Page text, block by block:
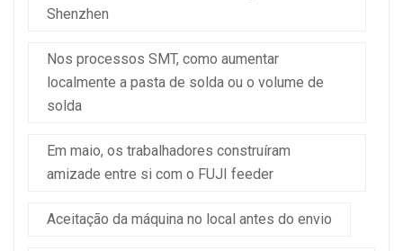
Shenzhen
Nos processos SMT, como aumentar
localmente a pasta de solda ou o volume de
solda
Em maio, os trabalhadores construíram
amizade entre si com o FUJI feeder
Aceitação da máquina no local antes do envio